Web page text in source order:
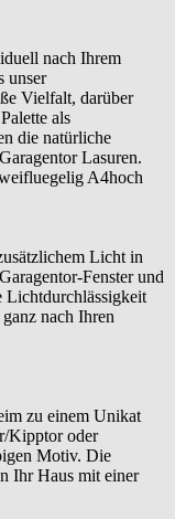
nach Ihrem
unser
Vielfalt, darüber
als
die natürliche
Lasuren.
Licht in
Fenster und
Lichtdurchlässigkeit
nach Ihren
zu einem Unikat
Kipptor oder
Motiv. Die
Ihr Haus mit einer